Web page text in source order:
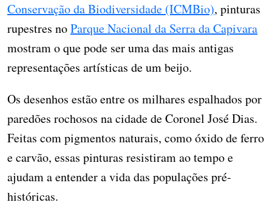
Conservação da Biodiversidade (ICMBio), pinturas
rupestres noParque Nacional da Serra da Capivara
mostram o que pode ser uma das mais antigas
representações artísticas de um beijo.
Os desenhos estão entre os milhares espalhados por
paredões rochosos na cidade de Coronel José Dias.
Feitas com pigmentos naturais, como óxido de ferro
e carvão, essas pinturas resistiram ao tempo e
ajudam a entender a vida das populações pré-
históricas.